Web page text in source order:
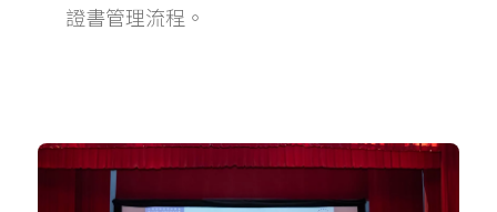
證書管理流程。